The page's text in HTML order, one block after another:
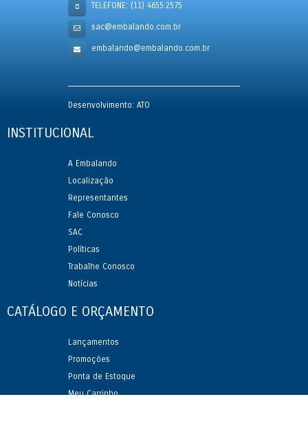
TELEFONE: (11) 4655.2575
sac@embalando.com.br
embalando@embalando.com.br
Desenvolvimento: ATO
INSTITUCIONAL
A Embalando
Localização
Representantes
Fale Conosco
SAC
Políticas
Trabalhe Conosco
Notícias
CATÁLOGO E ORÇAMENTO
Lançamentos
Promoções
Ponta de Estoque
Meu Carrinho